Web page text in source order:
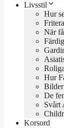
Livsstil
Hur
När
Hur
Bilder
De
Svårt
Korsord